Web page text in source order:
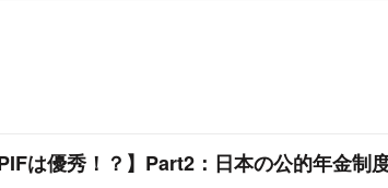
は優秀！？】Part2：日本の公的年金制